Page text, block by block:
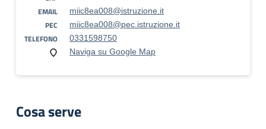
EMAIL miic8ea008@istruzione.it
PEC miic8ea008@pec.istruzione.it
TELEFONO
0331598750
Naviga su Google Map
Cosa serve